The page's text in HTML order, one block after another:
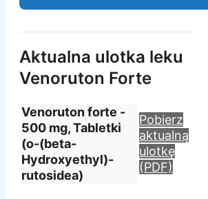
Aktualna ulotka leku
Venoruton Forte
Venoruton forte -
500 mg, Tabletki
(o-(beta-
Hydroxyethyl)-
rutosidea)
Pobierz
aktualną
ulotkę
(PDF)